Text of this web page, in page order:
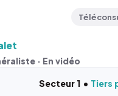
· En vidéo
Secteur 1
Tiers